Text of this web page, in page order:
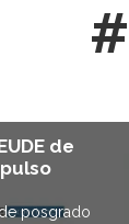
#
de
posgrado